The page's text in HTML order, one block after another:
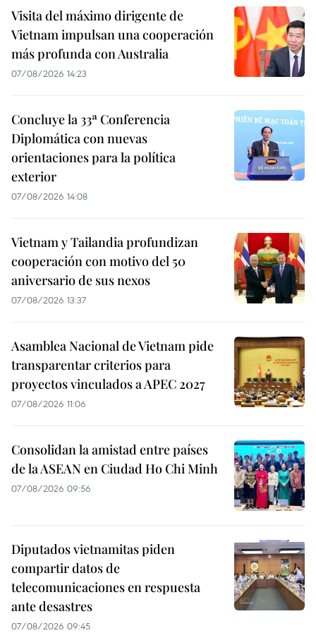
Visita del máximo dirigente de
Vietnam impulsan una cooperación
más profunda con Australia
07/08/2026 14:23
Concluye la 33ª Conferencia
Diplomática con nuevas
orientaciones para la política
exterior
07/08/2026 14:08
Vietnam y Tailandia profundizan
cooperación con motivo del 50
aniversario de sus nexos
07/08/2026 13:37
Asamblea Nacional de Vietnam pide
transparentar criterios para
proyectos vinculados a APEC 2027
07/08/2026 11:06
Consolidan la amistad entre países
de la ASEAN en Ciudad Ho Chi Minh
07/08/2026 09:56
Diputados vietnamitas piden
compartir datos de
telecomunicaciones en respuesta
ante desastres
07/08/2026 09:45